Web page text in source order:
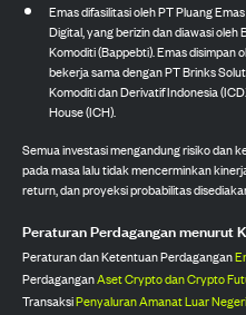
Emas difasilitasi oleh PT Pluang
Digital, yang berizin dan diawasi
Komoditi (Bappebti). Emas disimpan
bekerja sama dengan PT Brinks
Komoditi dan Derivatif Indonesia
House (ICH).
Semua investasi mengandung risiko dan
pada masa lalu tidak mencerminkan
return, dan proyeksi probabilitas
Peraturan Perdagangan menurut
Peraturan dan Ketentuan Perdagangan
PerdaganganAset Crypto dan Crypto
TransaksiPenyaluran Amanat Luar